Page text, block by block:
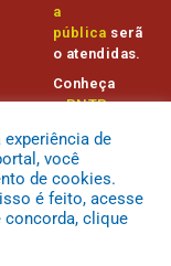
a
pública serã
o atendidas.
Conheça
oPNTPe
Transparênc
ia Pública
de
você
de cookies.
é feito, acesse
concorda, clique